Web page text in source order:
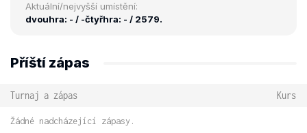
Aktuální/nejvyšší umístění:
dvouhra: - / -čtyřhra: - / 2579.
Příští zápas
Turnaj a zápas Kurs
Žádné nadcházející zápasy.